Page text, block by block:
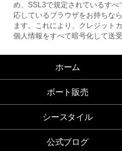
め、SSL3で規定されているす
応しているブラウザをお持ちな
ます。これにより、クレジット
個人情報をすべて暗号化して送
ホーム
ボート販売
シースタイル
公式ブログ